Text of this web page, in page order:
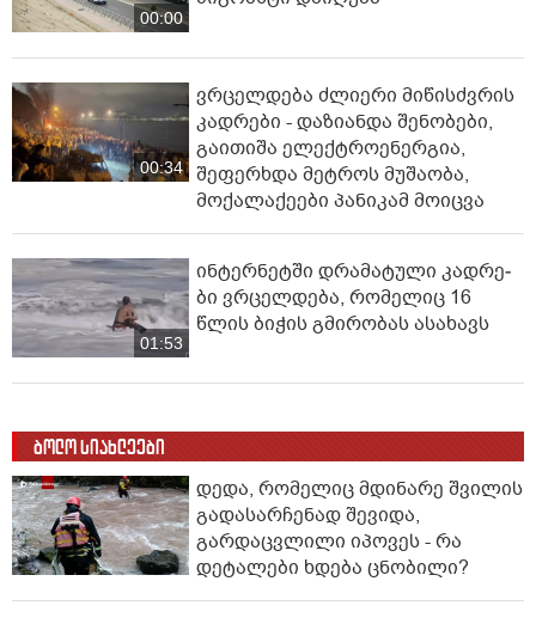
00:00
00:34
ვრცელდება ძლიერი მიწისძვრის
კადრები - დაზიანდა შენობები,
გაითიშა ელექტროენერგია,
შეფერხდა მეტროს მუშაობა,
მოქალაქეები პანიკამ მოიცვა
01:53
ინ­ტერ­ნეტ­ში დრა­მა­ტუ­ლი კად­რე­
ბი ვრცელდება, რომელიც 16
წლის ბიჭის გმირობას ასახავს
ბოლო სიახლეები
დედა, რომელიც მდინარე შვილის
გადასარჩენად შევიდა,
გარდაცვლილი იპოვეს - რა
დეტალები ხდება ცნობილი?